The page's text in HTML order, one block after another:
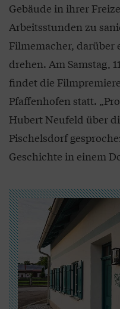
Gebäude in ihrer
Arbeitsstunden zu
Filmemacher,
drehen. Am Samstag,
findet die
Pfaffenhofen statt.
Hubert Neufeld über
Pischelsdorf
Geschichte in einem